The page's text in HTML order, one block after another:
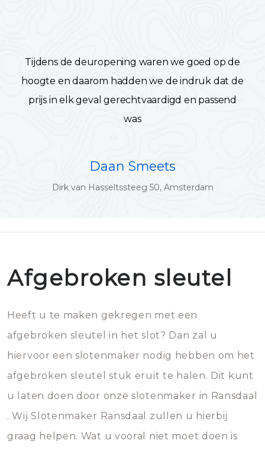
Tijdens de deuropening waren we goed op de
hoogte en daarom hadden we de indruk dat de
prijs in elk geval gerechtvaardigd en passend
was
Daan Smeets
Dirk van Hasseltssteeg 50, Amsterdam
Afgebroken sleutel
Heeft u te maken gekregen met een
afgebroken sleutel in het slot? Dan zal u
hiervoor een slotenmaker nodig hebben om het
afgebroken sleutel stuk eruit te halen. Dit kunt
u laten doen door onze slotenmaker in Ransdaal
. Wij Slotenmaker Ransdaal zullen u hierbij
graag helpen. Wat u vooral niet moet doen is